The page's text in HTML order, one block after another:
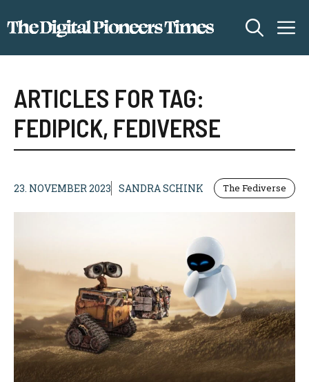
Inhalt
ARTICLES FOR TAG:
FEDIPICK, FEDIVERSE
23. NOVEMBER 2023 SANDRA SCHINK The Fediverse